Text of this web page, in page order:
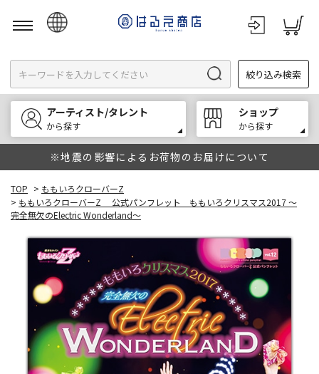
English
한국어
中文
絞り込み検索
アーティスト/タレント
から探す
ショップ
から探す
※地震の影響によるお荷物のお届けについて
TOP > ももいろクローバーZ
> ももいろクローバーZ 公式パンフレット ももいろクリスマス2017 ～
完全無欠のElectric Wonderland～